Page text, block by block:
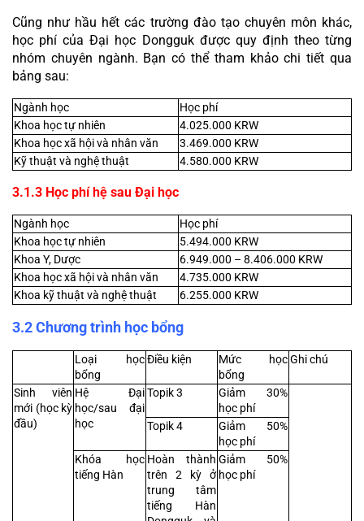
Cũng như hầu hết các trường đào tạo chuyên môn khác,
học phí của Đại học Dongguk được quy định theo từng
nhóm chuyên ngành. Bạn có thể tham khảo chi tiết qua
bảng sau:
Ngành học
Học phí
Khoa học tự nhiên
4.025.000 KRW
Khoa học xã hội và nhân văn
3.469.000 KRW
Kỹ thuật và nghệ thuật
4.580.000 KRW
3.1.3 Học phí hệ sau Đại học
Ngành học
Học phí
Khoa học tự nhiên
5.494.000 KRW
Khoa Y, Dược
6.949.000 – 8.406.000 KRW
Khoa học xã hội và nhân văn
4.735.000 KRW
Khoa kỹ thuật và nghệ thuật
6.255.000 KRW
3.2 Chương trình học bổng
Loại học
bổng
Điều kiện
Mức học
bổng
Ghi chú
Sinh viên
mới (học kỳ
đầu)
Hệ Đại
học/sau đại
học
Topik 3
Giảm 30%
học phí
Topik 4
Giảm 50%
học phí
Khóa học
tiếng Hàn
Hoàn thành
trên 2 kỳ ở
trung tâm
tiếng Hàn
Giảm 50%
học phí